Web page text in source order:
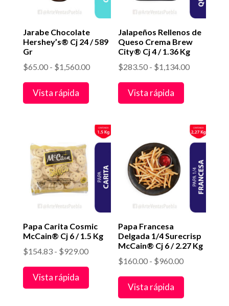
Jarabe Chocolate
Hershey’s® Cj 24 / 589
Gr
$65.00 - $1,560.00Rango
hasta
$1,560.00
Vista rápida
Jalapeños Rellenos de
Queso Crema Brew
City® Cj 4 / 1.36 Kg
$283.50 - $1,134.00Rango
hasta
$1,134.00
Vista rápida
Papa Carita Cosmic
McCain® Cj 6 / 1.5 Kg
$154.83 - $929.00Rango
desde
Vista rápida
Papa Francesa
Delgada 1/4 Surecrisp
McCain® Cj 6 / 2.27 Kg
$160.00 - $960.00Rango
desde
Vista rápida